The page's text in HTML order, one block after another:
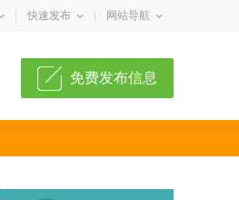
快速发布 网站导航
免费发布信息